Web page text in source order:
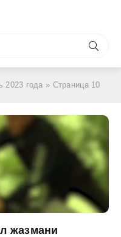
года » Страница 10
жазмани